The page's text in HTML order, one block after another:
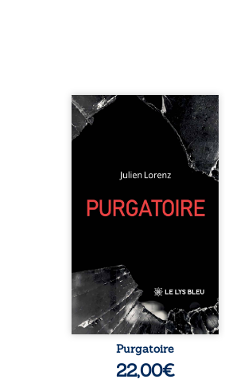
Vingt années d’écriture, de
blessures, d’émotions et de
pensées se rencontrent dans
ce recueil profondément
intime. Entre nouvelles
autobiographiques, poèmes
philosophiques, chaque texte
ouvre une porte sur
être choisie au hasard, comme
une rencontre inattendue sur
le chemin de la vie. ...
Purgatoire
22,00€